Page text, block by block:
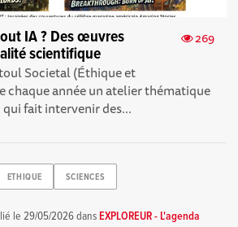
269
IA ? Des œuvres
scientifique
Societal (Éthique et
chaque année un atelier thématique
fait intervenir des...
ETHIQUE SCIENCES
le29/05/2026dansEXPLOREUR - L'agenda